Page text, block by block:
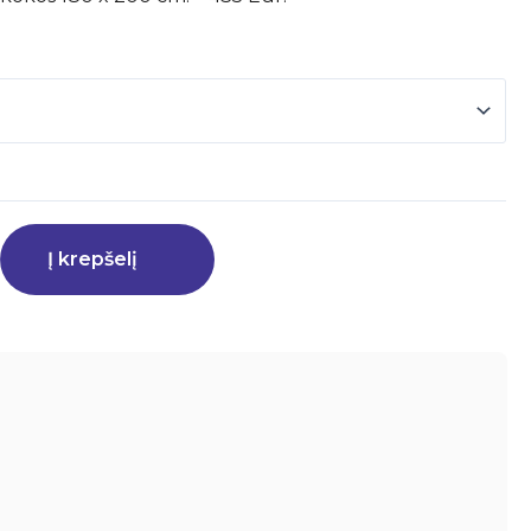
Į krepšelį